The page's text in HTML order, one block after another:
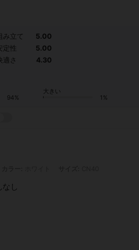
み立て
5.00
定性
5.00
適さ
4.30
94%
大きい
1%
し